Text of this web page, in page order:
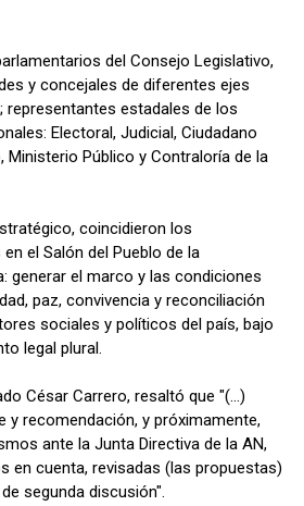
del Consejo Legislativo,
y concejales de diferentes ejes
representantes estadales de los
Electoral, Judicial, Ciudadano
Ministerio Público y Contraloría de la
coincidieron los
el Salón del Pueblo de la
generar el marco y las condiciones
paz, convivencia y reconciliación
sociales y políticos del país, bajo
legal plural.
César Carrero, resaltó que "(...)
y recomendación, y próximamente,
ante la Junta Directiva de la AN,
en cuenta, revisadas (las propuestas)
segunda discusión".